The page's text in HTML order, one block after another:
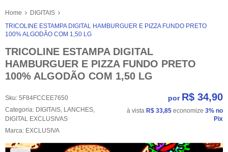
Home
DIGITAIS
TRICOLINE ESTAMPA DIGITAL HAMBURGUER E PIZZA FUNDO PRETO
100% ALGODÃO COM 1,50 LG
TRICOLINE ESTAMPA DIGITAL
HAMBURGUER E PIZZA FUNDO PRETO
100% ALGODÃO COM 1,50 LG
Sku: 5F84FCCEE7650
Categoria: DIGITAIS, LANCHES,
DIGITAL EXCLUSIVAS
Marca: EXCLUSIVA
por R$ 34,90
à vista R$ 33,85 economize 3% no
Pix